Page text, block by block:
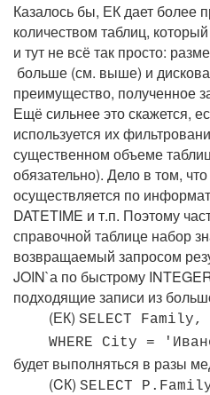
Казалось бы, ЕК дает более
количеством таблиц,
и тут не всё так просто:
больше (см. выше) и
преимущество, полученное
Ещё сильнее это скажется,
используется их
существенном объеме
обязательно). Дело в том,
осуществляется по
DATETIME и т.п. Поэтому
справочной таблице набор
возвращаемый запросом
JOIN`а по быстрому
подходящие записи из
(ЕК) SELECT
WHERE City =
будет выполняться в разы
(CК) SELECT